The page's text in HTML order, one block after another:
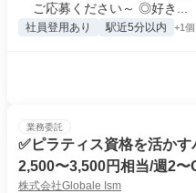
ご応募ください～ ◎好き...
社員登用あり 駅近5分以内 +1個
業務委託
✅ピラティス資格を活か
2,500〜3,500円相当/週2〜
株式会社Globale Ism